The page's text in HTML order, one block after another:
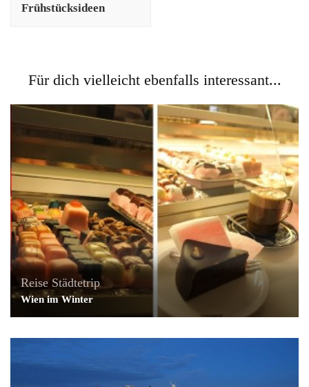
Frühstücksideen
Für dich vielleicht ebenfalls interessant...
Reise Städtetrip
Wien im Winter